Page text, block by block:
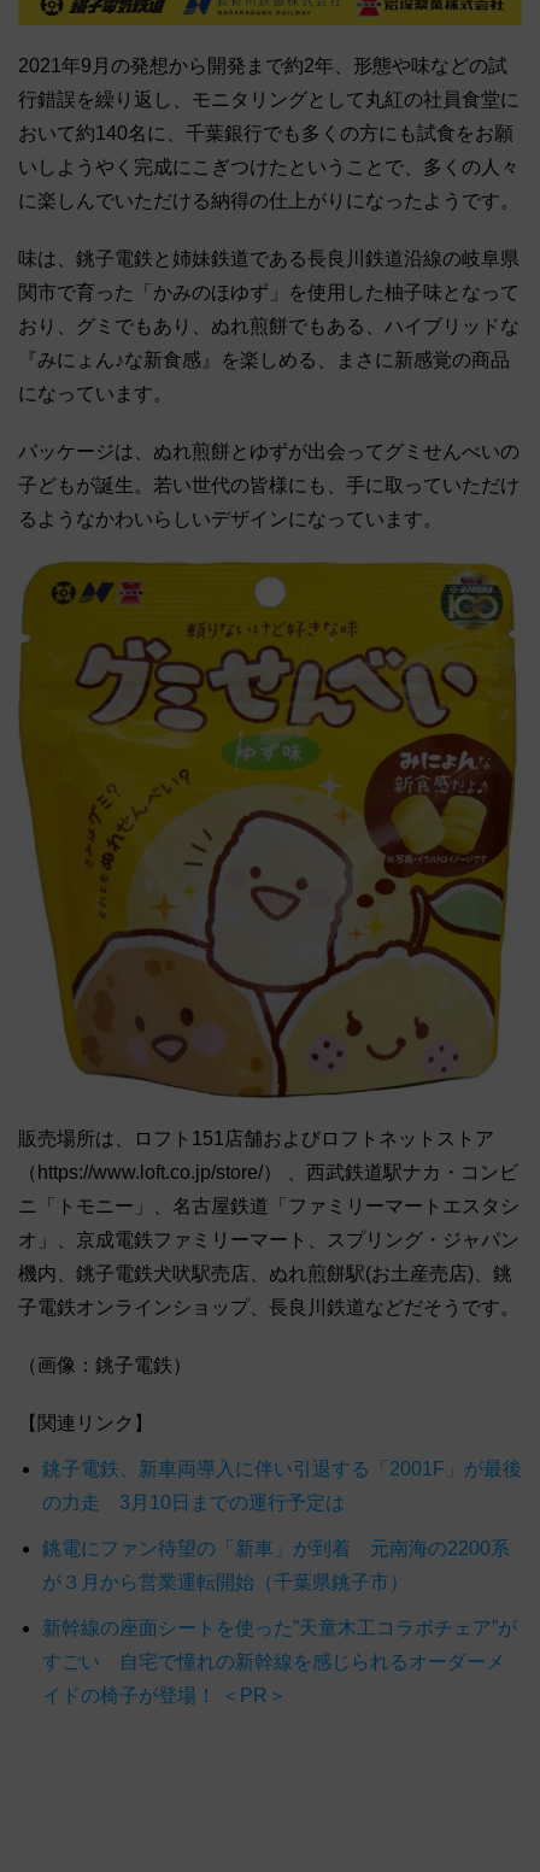
2021年9月の発想から開発まで約2年、形態や味などの試
行錯誤を繰り返し、モニタリングとして丸紅の社員食堂に
おいて約140名に、千葉銀行でも多くの方にも試食をお願
いしようやく完成にこぎつけたということで、多くの人々
に楽しんでいただける納得の仕上がりになったようです。
味は、銚子電鉄と姉妹鉄道である長良川鉄道沿線の岐阜県
関市で育った「かみのほゆず」を使用した柚子味となって
おり、グミでもあり、ぬれ煎餅でもある、ハイブリッドな
『みにょん♪な新食感』を楽しめる、まさに新感覚の商品
になっています。
パッケージは、ぬれ煎餅とゆずが出会ってグミせんべいの
子どもが誕生。若い世代の皆様にも、手に取っていただけ
るようなかわいらしいデザインになっています。
販売場所は、ロフト151店舗およびロフトネットストア
（https://www.loft.co.jp/store/） 、西武鉄道駅ナカ・コンビ
ニ「トモニー」、名古屋鉄道「ファミリーマートエスタシ
オ」、京成電鉄ファミリーマート、スプリング・ジャパン
機内、銚子電鉄犬吠駅売店、ぬれ煎餅駅(お土産売店)、銚
子電鉄オンラインショップ、長良川鉄道などだそうです。
（画像：銚子電鉄）
【関連リンク】
銚子電鉄、新車両導入に伴い引退する「2001F」が最後
の力走 3月10日までの運行予定は
銚電にファン待望の「新車」が到着 元南海の2200系
が３月から営業運転開始（千葉県銚子市）
新幹線の座面シートを使った”天童木工コラボチェア”が
すごい 自宅で憧れの新幹線を感じられるオーダーメ
イドの椅子が登場！ ＜PR＞